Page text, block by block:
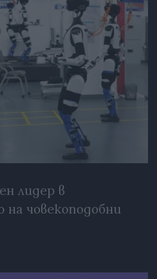
лидер в
на човекоподобни